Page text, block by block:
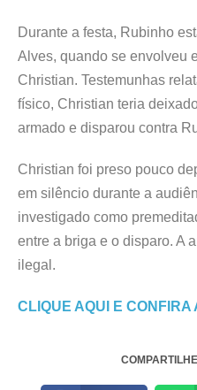
Durante a festa, Rubinho
Alves, quando se envolveu
Christian. Testemunhas
físico, Christian teria
armado e disparou contra
Christian foi preso pouco
em silêncio durante a
investigado como
entre a briga e o disparo. A
ilegal.
CLIQUE AQUI E CONFIRA